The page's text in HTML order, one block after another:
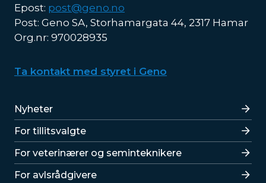
Epost: post@geno.no
Post: Geno SA, Storhamargata 44, 2317 Hamar
Org.nr: 970028935
Ta kontakt med styret i Geno
Lenker
Nyheter
For tillitsvalgte
For veterinærer og seminteknikere
For avlsrådgivere